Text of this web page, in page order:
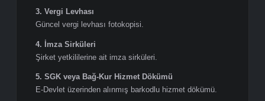
2. Son 3 Aylık Maaş Bordrosu
Kaşeli ve imzalı maaş bordroları.
3. SGK İşe Giriş Bildirgesi
E-Devlet üzerinden alınmış barkodlu belge.
4. SGK 4A Hizmet Dökümü
Tüm sigorta geçmişini gösteren barkodlu belge.